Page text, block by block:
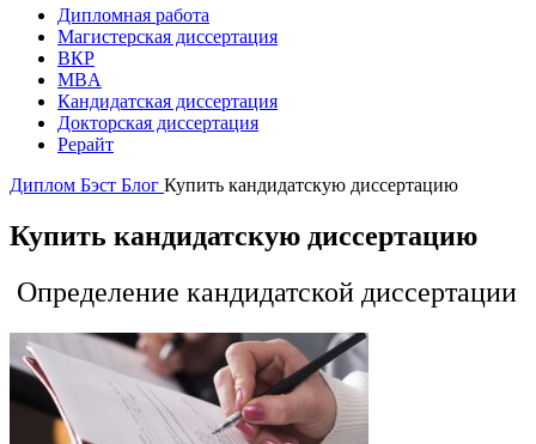
Дипломная работа
Магистерская диссертация
ВКР
MBA
Кандидатская диссертация
Докторская диссертация
Рерайт
Диплом Бэст Блог Купить кандидатскую диссертацию
Купить кандидатскую диссертацию
Определение кандидатской диссертации